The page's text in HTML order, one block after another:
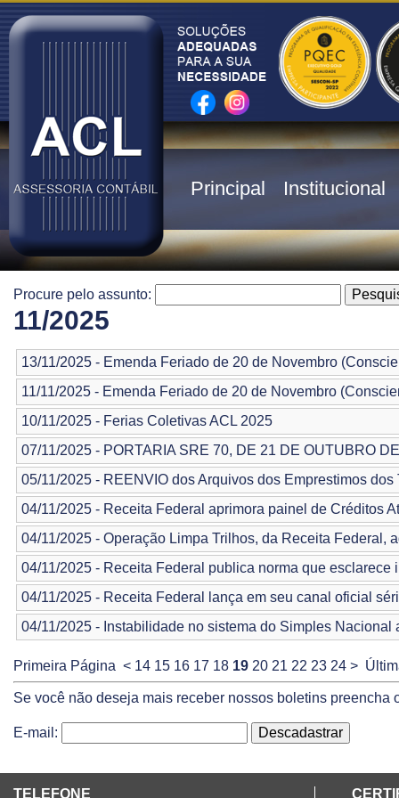
Principal Institucional
Procure pelo assunto:
11/2025
13/11/2025 - Emenda Feriado de 20 de Novembro
11/11/2025 - Emenda Feriado de 20 de Novembro
10/11/2025 - Ferias Coletivas ACL 2025
07/11/2025 - PORTARIA SRE ​70, DE 21 DE OUTUBRO
05/11/2025 - REENVIO dos Arquivos dos Emprestimos
04/11/2025 - Receita Federal aprimora painel de Créditos
04/11/2025 - Operação Limpa Trilhos, da Receita
04/11/2025 - Receita Federal publica norma que
04/11/2025 - Receita Federal lança em seu canal oficial
04/11/2025 - Instabilidade no sistema do Simples
Primeira Página < 14 15 16 17 18 19 20 21 22 23 24 >
Se você não deseja mais receber nossos boletins preencha
E-mail:
TELEFONE